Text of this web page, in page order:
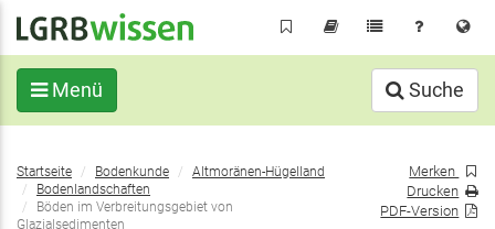
Inhalt
Menü Suche
Sie
befinden
sich
Startseite Bodenkunde
Altmoränen-Hügelland
Bodenlandschaften
Böden im Verbreitungsgebiet von
Glazialsedimenten
Merken
Drucken
PDF-Version